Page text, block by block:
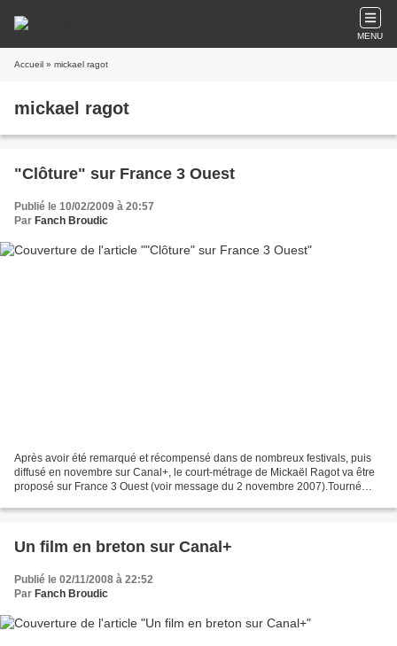
MENU
Accueil » mickael ragot
mickael ragot
"Clôture" sur France 3 Ouest
Publié le 10/02/2009 à 20:57
Par Fanch Broudic
Après avoir été remarqué et récompensé dans de nombreux festivals, puis
diffusé en novembre sur Canal+, le court-métrage de Mickaël Ragot va être
proposé sur France 3 Ouest (voir message du 2 novembre 2007).Tourné
Un film en breton sur Canal+
Publié le 02/11/2008 à 22:52
Par Fanch Broudic